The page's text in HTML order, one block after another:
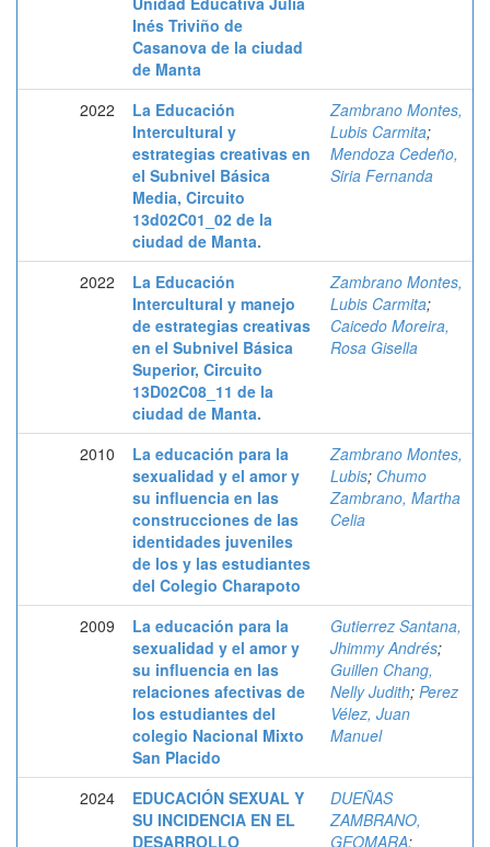
Inés Triviño de
Casanova de la ciudad
de Manta
2022
La Educación
Intercultural y
estrategias creativas en
el Subnivel Básica
Media, Circuito
13d02C01_02 de la
ciudad de Manta.
Zambrano Montes,
Lubis Carmita;
Mendoza Cedeño,
Siria Fernanda
2022
La Educación
Intercultural y manejo
de estrategias creativas
en el Subnivel Básica
Superior, Circuito
13D02C08_11 de la
ciudad de Manta.
Zambrano Montes,
Lubis Carmita;
Caicedo Moreira,
Rosa Gisella
2010
La educación para la
sexualidad y el amor y
su influencia en las
construcciones de las
identidades juveniles
de los y las estudiantes
del Colegio Charapoto
Zambrano Montes,
Lubis; Chumo
Zambrano, Martha
Celia
2009
La educación para la
sexualidad y el amor y
su influencia en las
relaciones afectivas de
los estudiantes del
colegio Nacional Mixto
San Placido
Gutierrez Santana,
Jhimmy Andrés;
Guillen Chang,
Nelly Judith; Perez
Vélez, Juan
Manuel
2024
EDUCACIÓN SEXUAL Y
SU INCIDENCIA EN EL
DESARROLLO
DUEÑAS
ZAMBRANO,
GEOMARA;